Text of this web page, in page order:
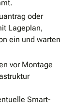
oder
Lageplan,
ein und warten
vor Montage
Smart-